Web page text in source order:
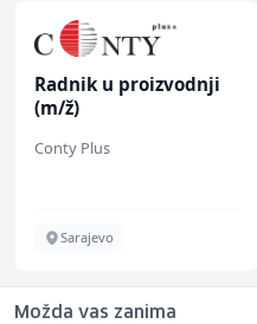
Radnik u proizvodnji
(m/ž)
Conty Plus
Sarajevo
Možda vas zanima